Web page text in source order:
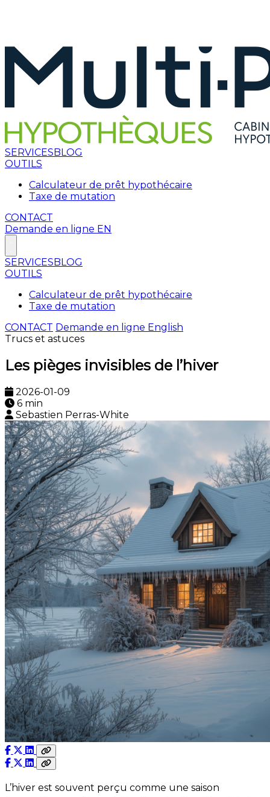
SERVICESBLOG
OUTILS
Calculateur de prêt hypothécaire
Taxe de mutation
CONTACT
Demande en ligne EN
SERVICESBLOG
OUTILS
Calculateur de prêt hypothécaire
Taxe de mutation
CONTACT Demande en ligne English
Trucs et astuces
Les pièges invisibles de l’hiver
2026-01-09
6 min
Sebastien Perras-White
L’hiver est souvent perçu comme une saison